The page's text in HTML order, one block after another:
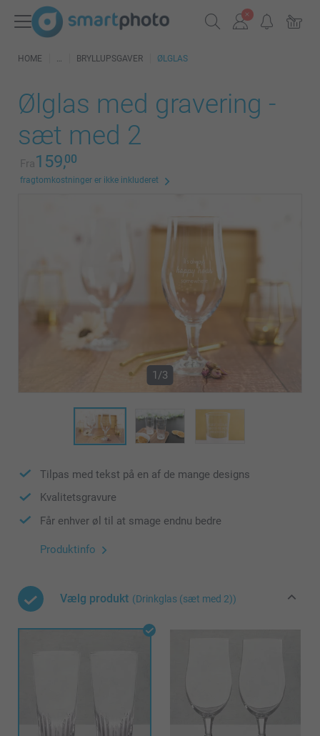
HOME BRYLLUPSGAVER ØLGLAS
Ølglas med gravering -
sæt med 2
Fra159,00
fragtomkostninger er ikke inkluderet
1/3
Tilpas med tekst på en af de mange designs
Kvalitetsgravure
Får enhver øl til at smage endnu bedre
Produktinfo
Vælg produkt (Drinkglas (sæt med 2))